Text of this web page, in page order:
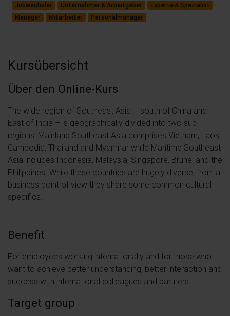
Jobwechsler Unternehmer & Arbeitgeber
Experte & Spezialist
Manager
Mitarbeiter Personalmanager
Kursübersicht
Über den Online-Kurs
The wide region of Southeast Asia – south of China and
East of India – is geographically divided into two sub
regions: Mainland Southeast Asia comprises Vietnam, Laos,
Cambodia, Thailand and Myanmar while Maritime Southeast
Asia includes Indonesia, Malaysia, Singapore, Brunei and the
Philippines. While these countries are hugely diverse, from a
business point of view they share some common cultural
specifics.
Benefit
For employees working internationally and for those who
want to achieve better understanding, better interaction and
success with international colleagues and partners.
Target group